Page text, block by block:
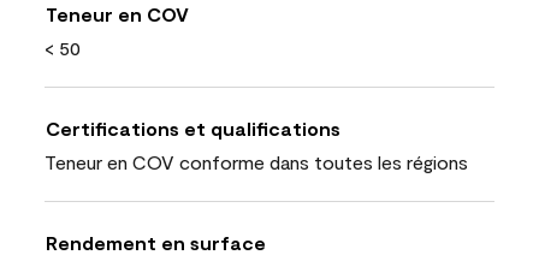
Teneur en COV
< 50
Certifications et qualifications
Teneur en COV conforme dans toutes les régions
Rendement en surface